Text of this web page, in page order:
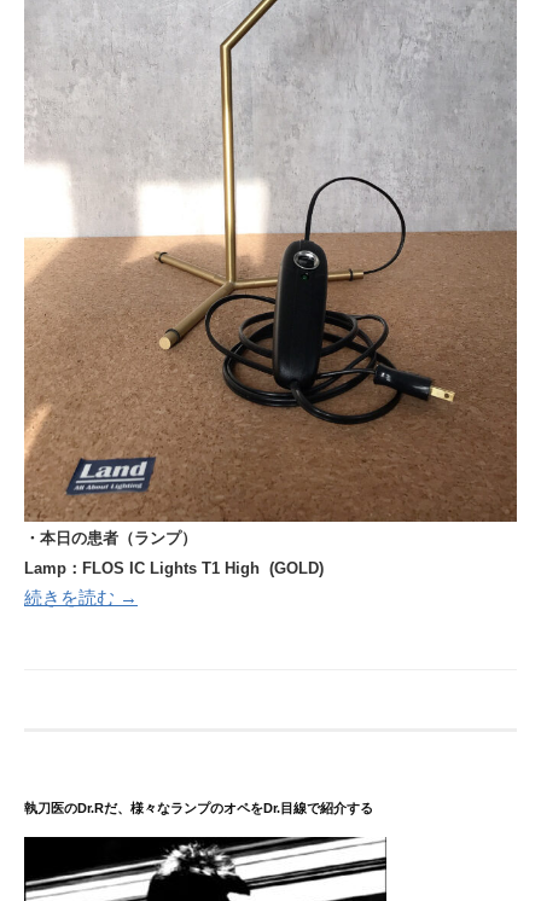
・本日の患者（ランプ）
Lamp：FLOS IC Lights T1 High (GOLD)
続きを読む →
執刀医のDr.Rだ、様々なランプのオペをDr.目線で紹介する